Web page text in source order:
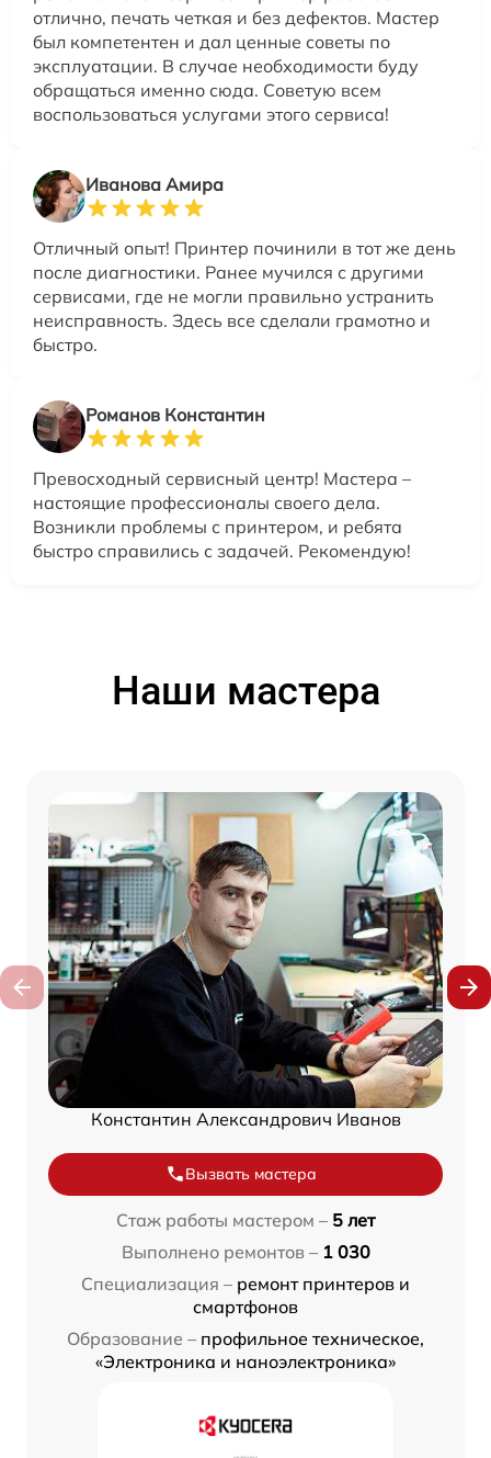
отлично, печать четкая и без дефектов. Мастер
был компетентен и дал ценные советы по
эксплуатации. В случае необходимости буду
обращаться именно сюда. Советую всем
воспользоваться услугами этого сервиса!
Иванова Амира
Отличный опыт! Принтер починили в тот же день
после диагностики. Ранее мучился с другими
сервисами, где не могли правильно устранить
неисправность. Здесь все сделали грамотно и
быстро.
Романов Константин
Превосходный сервисный центр! Мастера –
настоящие профессионалы своего дела.
Возникли проблемы с принтером, и ребята
быстро справились с задачей. Рекомендую!
Наши мастера
Константин Александрович Иванов
Вызвать мастера
Стаж работы мастером – 5 лет
Выполнено ремонтов – 1 030
Специализация – ремонт принтеров и
смартфонов
Образование – профильное техническое,
«Электроника и наноэлектроника»